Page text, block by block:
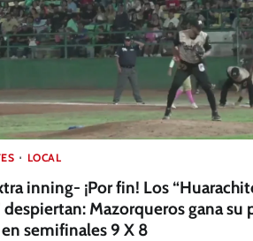
LOCAL
inning- ¡Por fin! Los
despiertan: Mazorqueros gana su
semifinales 9 X 8